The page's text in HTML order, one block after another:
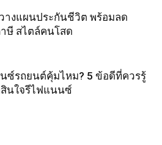
างแผนประกันชีวิต พร้อมลด
ษี สไตล์คนโสด
ซ์รถยนต์คุ้มไหม? 5 ข้อดีที่ควรรู้
นใจรีไฟแนนซ์